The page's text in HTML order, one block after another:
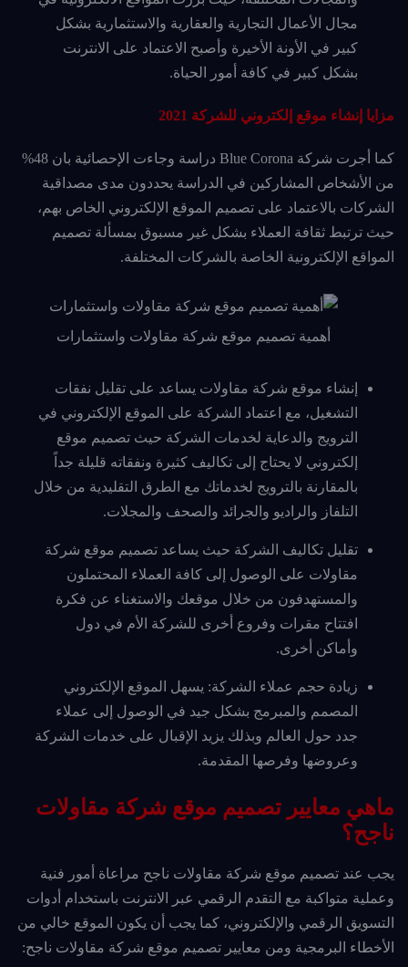
مجال الأعمال التجارية والعقارية والاستثمارية بشكل
كبير في الأونة الأخيرة وأصبح الاعتماد على الانترنت
بشكل كبير في كافة أمور الحياة.
مزايا إنشاء موقع إلكتروني للشركة 2021
كما أجرت شركة Blue Corona دراسة وجاءت الإحصائية بان 48%
من الأشخاص المشاركين في الدراسة يحددون مدى مصداقية
الشركات بالاعتماد على تصميم الموقع الإلكتروني الخاص بهم،
حيث ترتبط ثقافة العملاء بشكل غير مسبوق بمسألة تصميم
المواقع الإلكترونية الخاصة بالشركات المختلفة.
أهمية تصميم موقع شركة مقاولات واستثمارات
إنشاء موقع شركة مقاولات يساعد على تقليل نفقات
التشغيل، مع اعتماد الشركة على الموقع الإلكتروني في
الترويج والدعاية لخدمات الشركة حيث تصميم موقع
إلكتروني لا يحتاج إلى تكاليف كثيرة ونفقاته قليلة جداً
بالمقارنة بالترويج لخدماتك مع الطرق التقليدية من خلال
التلفاز والراديو والجرائد والصحف والمجلات.
تقليل تكاليف الشركة حيث يساعد تصميم موقع شركة
مقاولات على الوصول إلى كافة العملاء المحتملون
والمستهدفون من خلال موقعك والاستغناء عن فكرة
افتتاح مقرات وفروع أخرى للشركة الأم في دول
وأماكن أخرى.
زيادة حجم عملاء الشركة: يسهل الموقع الإلكتروني
المصمم والمبرمج بشكل جيد في الوصول إلى عملاء
جدد حول العالم وبذلك يزيد الإقبال على خدمات الشركة
وعروضها وفرصها المقدمة.
ماهي معايير تصميم موقع شركة مقاولات
ناجح؟
يجب عند تصميم موقع شركة مقاولات ناجح مراعاة أمور فنية
وعملية متواكبة مع التقدم الرقمي عبر الانترنت باستخدام أدوات
التسويق الرقمي والإلكتروني، كما يجب أن يكون الموقع خالي من
الأخطاء البرمجية ومن معايير تصميم موقع شركة مقاولات ناجح: